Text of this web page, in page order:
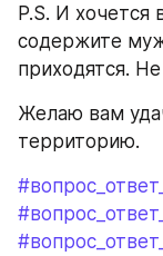
P.S. И хочется
содержите
приходятся.
Желаю вам
территорию.